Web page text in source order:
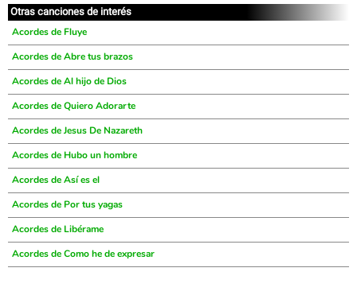
Otras canciones de interés
Acordes de Fluye
Acordes de Abre tus brazos
Acordes de Al hijo de Dios
Acordes de Quiero Adorarte
Acordes de Jesus De Nazareth
Acordes de Hubo un hombre
Acordes de Así es el
Acordes de Por tus yagas
Acordes de Libérame
Acordes de Como he de expresar